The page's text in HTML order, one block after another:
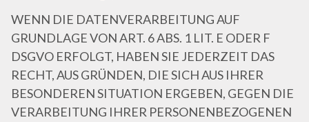
WENN DIE DATENVERARBEITUNG AUF
GRUNDLAGE VON ART. 6 ABS. 1 LIT. E ODER F
DSGVO ERFOLGT, HABEN SIE JEDERZEIT DAS
RECHT, AUS GRÜNDEN, DIE SICH AUS IHRER
BESONDEREN SITUATION ERGEBEN, GEGEN DIE
VERARBEITUNG IHRER PERSONENBEZOGENEN